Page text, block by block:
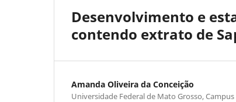
Desenvolvimento e
contendo extrato de
Amanda Oliveira da Conceição
Universidade Federal de Mato Grosso,